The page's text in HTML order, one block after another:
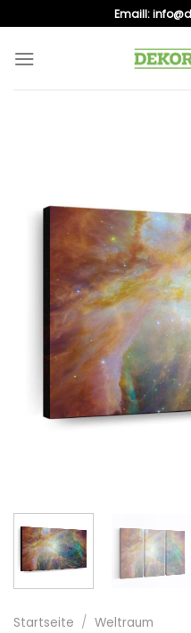
to
content
Emaill:
Startseite / Weltraum